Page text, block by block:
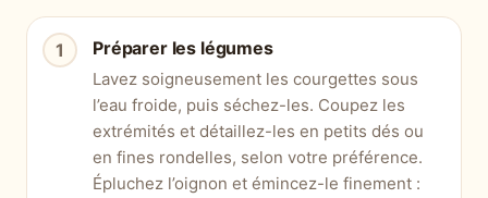
Préparer les légumes
Lavez soigneusement les courgettes sous
l’eau froide, puis séchez-les. Coupez les
extrémités et détaillez-les en petits dés ou
en fines rondelles, selon votre préférence.
Épluchez l’oignon et émincez-le finement :